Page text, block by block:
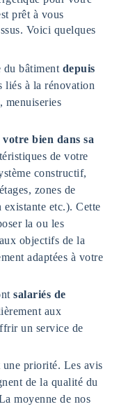
prêt à vous
Voici quelques
du bâtiment depuis
liés à la rénovation
menuiseries
bien dans sa
de votre
constructif,
zones de
etc.). Cette
la ou les
objectifs de la
adaptées à votre
salariés de
aux
un service de
une priorité. Les avis
de la qualité du
moyenne de nos